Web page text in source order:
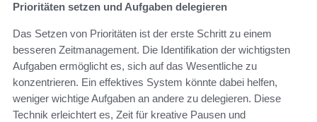
Prioritäten setzen und Aufgaben delegieren
Das Setzen von Prioritäten ist der erste Schritt zu einem
besseren Zeitmanagement. Die Identifikation der wichtigsten
Aufgaben ermöglicht es, sich auf das Wesentliche zu
konzentrieren. Ein effektives System könnte dabei helfen,
weniger wichtige Aufgaben an andere zu delegieren. Diese
Technik erleichtert es, Zeit für kreative Pausen und